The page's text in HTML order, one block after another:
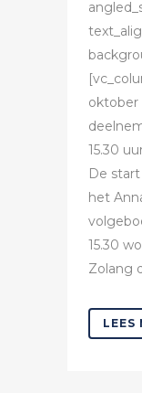
15.30
De
het
15.30
Zolang
LEES